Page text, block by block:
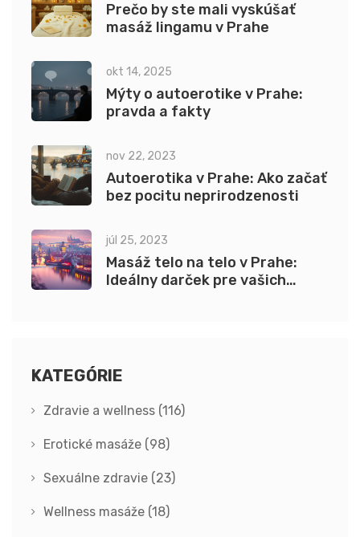
Prečo by ste mali vyskúšať
masáž lingamu v Prahe
okt 14, 2025
Mýty o autoerotike v Prahe:
pravda a fakty
nov 22, 2023
Autoerotika v Prahe: Ako začať
bez pocitu neprirodzenosti
júl 25, 2023
Masáž telo na telo v Prahe:
Ideálny darček pre vašich
KATEGÓRIE
Zdravie a wellness (116)
Erotické masáže (98)
Sexuálne zdravie (23)
Wellness masáže (18)